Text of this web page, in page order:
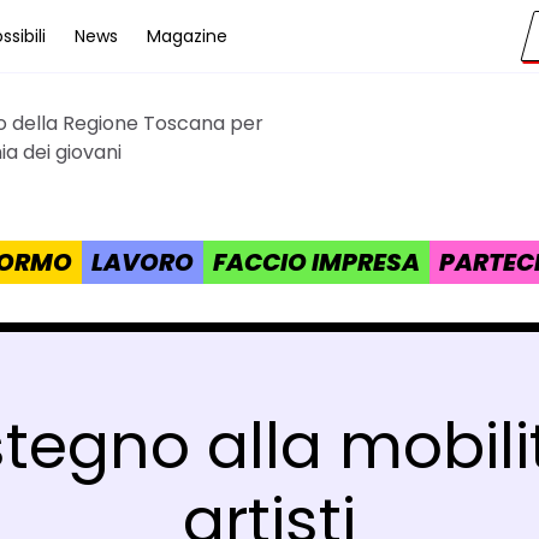
News Magazine
della Regione Toscana per
dei giovani
LAVORO FACCIO IMPRESA
alla
artisti